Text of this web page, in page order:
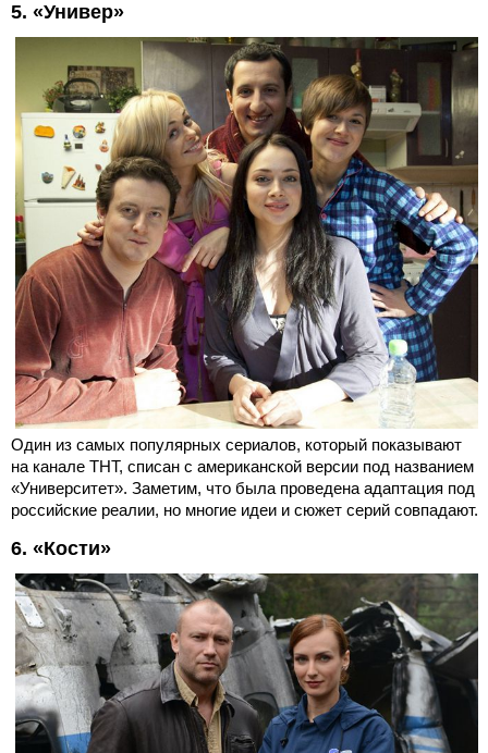
5. «Универ»
Один из самых популярных сериалов, который показывают
на канале ТНТ, списан с американской версии под названием
«Университет». Заметим, что была проведена адаптация под
российские реалии, но многие идеи и сюжет серий совпадают.
6. «Кости»